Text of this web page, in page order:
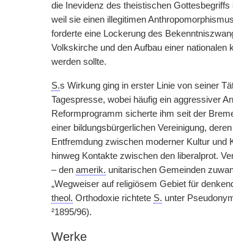
die Inevidenz des theistischen Gottesbegriffs
weil sie einen illegitimen
forderte eine Lockerung des
Volkskirche und den Aufbau| einer nationalen
werden sollte.
S.s Wirkung ging in erster Linie von seiner
Tagespresse, wobei häufig ein aggressiver
Reformprogramm sicherte ihm seit der
einer bildungsbürgerlichen Vereinigung,
Entfremdung zwischen moderner Kultur und
hinweg Kontakte zwischen den liberalprot.
– den amerik. unitarischen Gemeinden
„Wegweiser auf religiösem Gebiet für
theol. Orthodoxie richtete S. unter
²1895/96).
Werke